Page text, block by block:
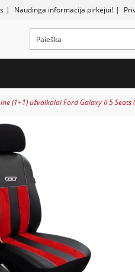
| Naudinga informacija pirkėjui! |
(1+1) užvalkalai Ford Galaxy II 5